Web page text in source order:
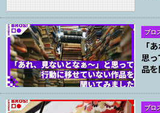
ブロ
「
思
品
ブロ